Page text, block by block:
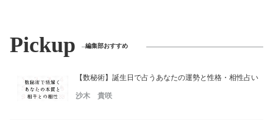
Pickup 編集部おすすめ
【数秘術】誕生日で占うあなたの運勢と性格・相性占い
沙木 貴咲